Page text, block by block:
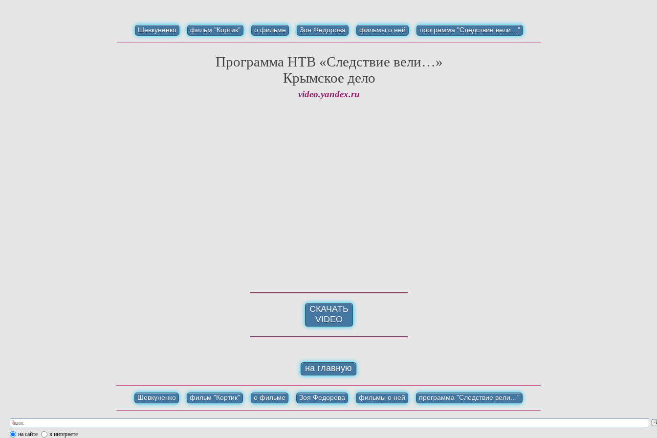
Шевкуненко фильм "Кортик" о фильме Зоя Федорова фильмы о ней программа "Следствие вели…"
Программа НТВ «Следствие вели…»
Крымское дело
video.yandex.ru
СКАЧАТЬ
VIDEO
на главную
Шевкуненко фильм "Кортик" о фильме Зоя Федорова фильмы о ней программа "Следствие вели…"
на сайте в интернете